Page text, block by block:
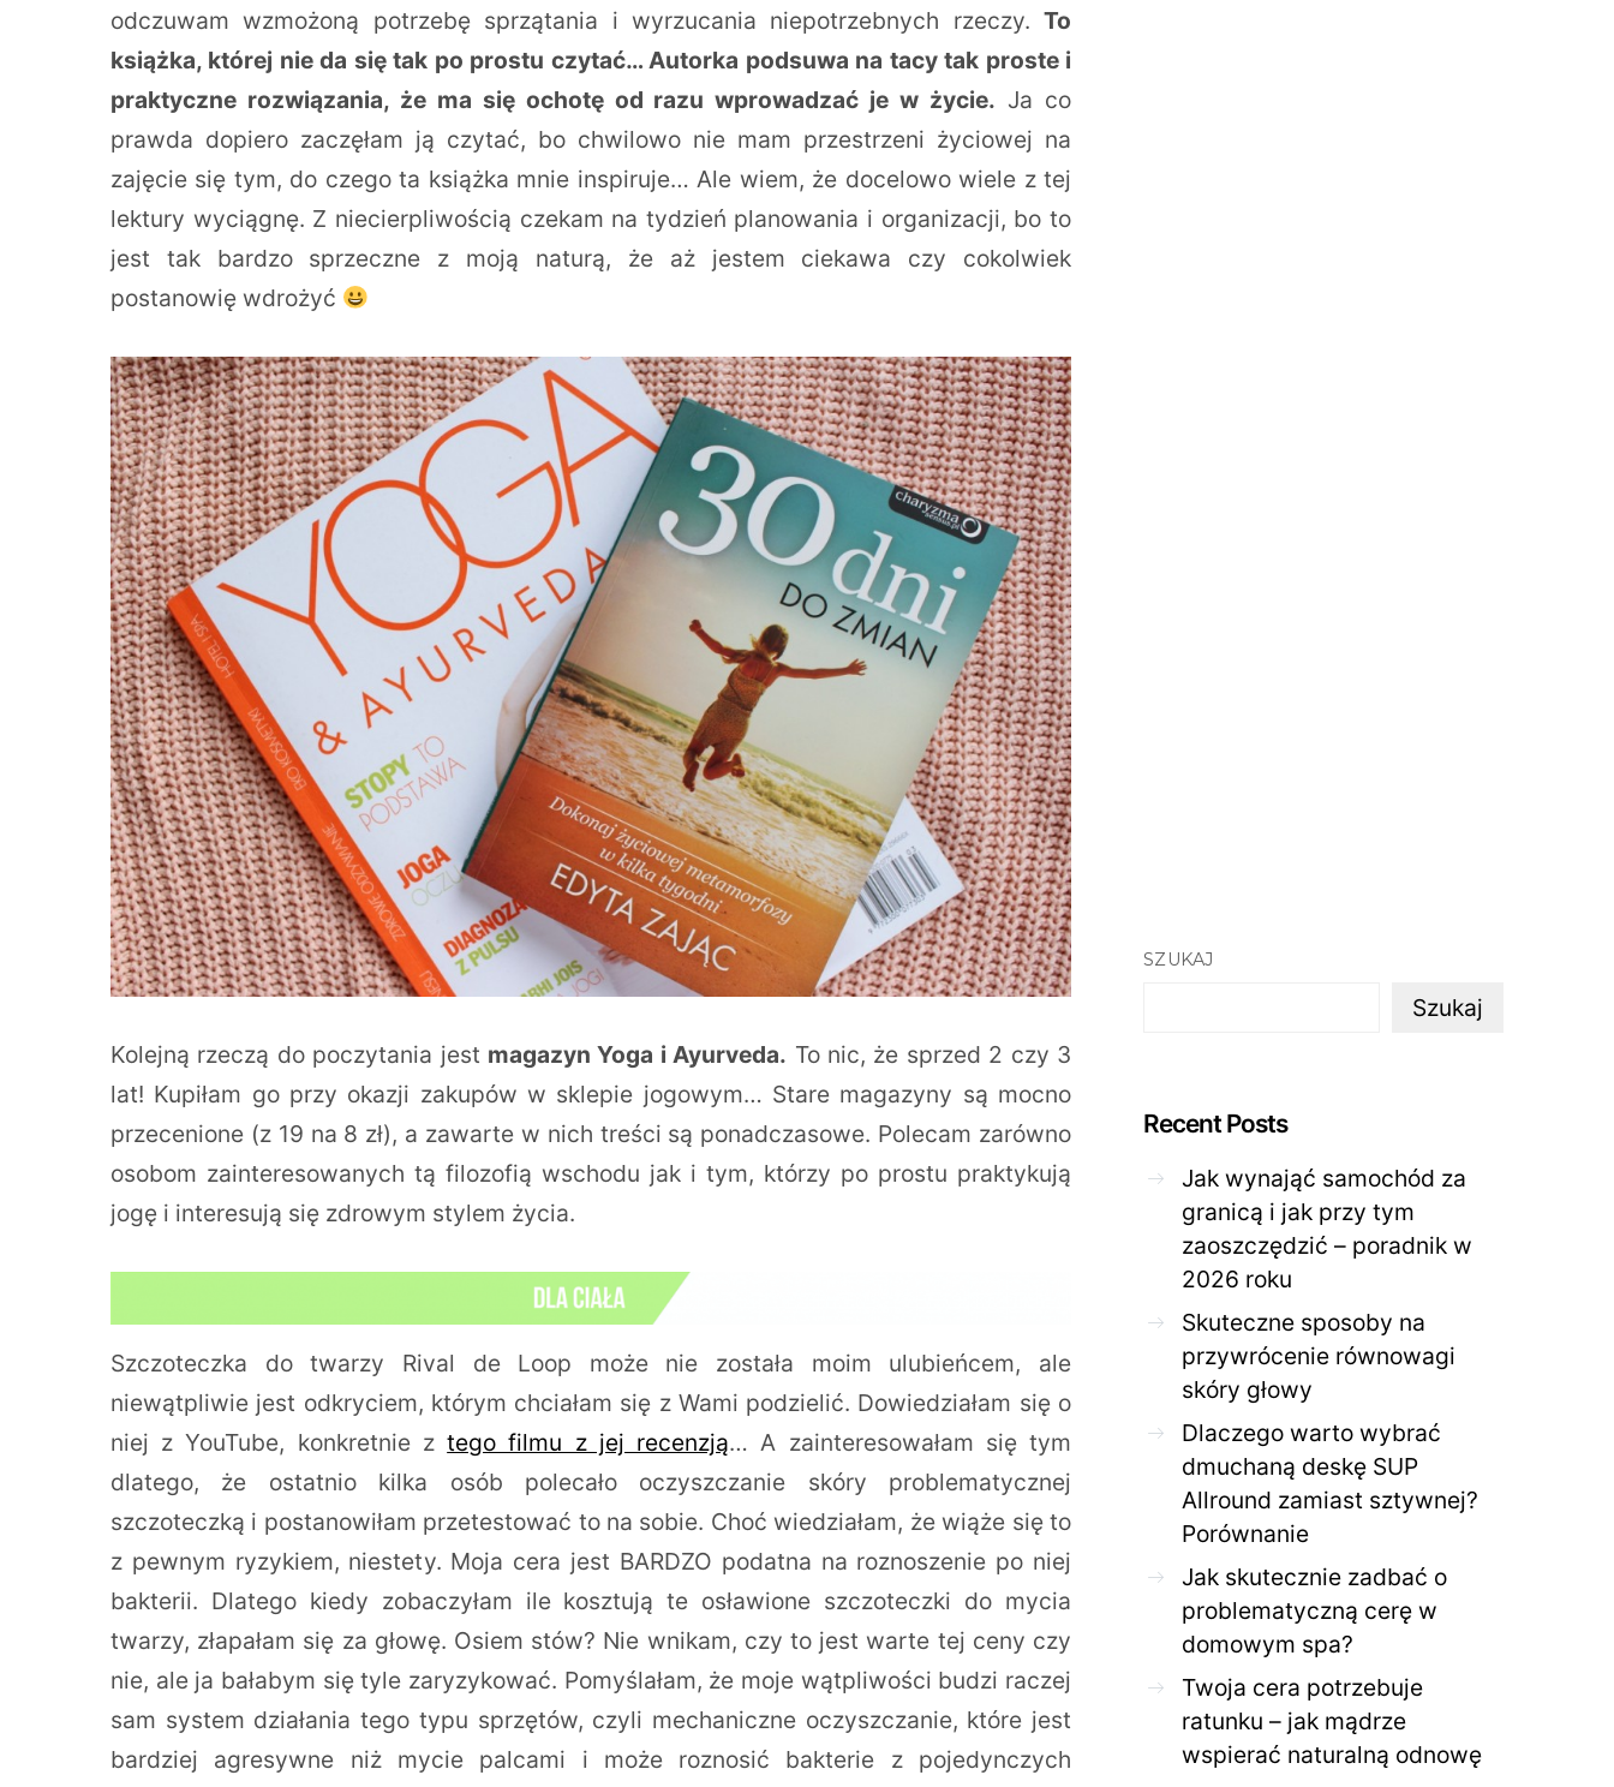
odczuwam wzmożoną potrzebę sprzątania i wyrzucania niepotrzebnych rzeczy. To
książka, której nie da się tak po prostu czytać… Autorka podsuwa na tacy tak proste i
praktyczne rozwiązania, że ma się ochotę od razu wprowadzać je w życie. Ja co
prawda dopiero zaczęłam ją czytać, bo chwilowo nie mam przestrzeni życiowej na
zajęcie się tym, do czego ta książka mnie inspiruje… Ale wiem, że docelowo wiele z tej
lektury wyciągnę. Z niecierpliwością czekam na tydzień planowania i organizacji, bo to
jest tak bardzo sprzeczne z moją naturą, że aż jestem ciekawa czy cokolwiek
postanowię wdrożyć
Kolejną rzeczą do poczytania jest magazyn Yoga i Ayurveda. To nic, że sprzed 2 czy 3
lat! Kupiłam go przy okazji zakupów w sklepie jogowym… Stare magazyny są mocno
przecenione (z 19 na 8 zł), a zawarte w nich treści są ponadczasowe. Polecam zarówno
osobom zainteresowanych tą filozofią wschodu jak i tym, którzy po prostu praktykują
jogę i interesują się zdrowym stylem życia.
Szczoteczka do twarzy Rival de Loop może nie została moim ulubieńcem, ale
niewątpliwie jest odkryciem, którym chciałam się z Wami podzielić. Dowiedziałam się o
niej z YouTube, konkretnie ztego filmu z jej recenzją… A zainteresowałam się tym
dlatego, że ostatnio kilka osób polecało oczyszczanie skóry problematycznej
szczoteczką i postanowiłam przetestować to na sobie. Choć wiedziałam, że wiąże się to
z pewnym ryzykiem, niestety. Moja cera jest BARDZO podatna na roznoszenie po niej
bakterii. Dlatego kiedy zobaczyłam ile kosztują te osławione szczoteczki do mycia
twarzy, złapałam się za głowę. Osiem stów? Nie wnikam, czy to jest warte tej ceny czy
nie, ale ja bałabym się tyle zaryzykować. Pomyślałam, że moje wątpliwości budzi raczej
sam system działania tego typu sprzętów, czyli mechaniczne oczyszczanie, które jest
bardziej agresywne niż mycie palcami i może roznosić bakterie z pojedynczych
SZUKAJ
Szukaj
Recent Posts
Jak wynająć samochód za
granicą i jak przy tym
zaoszczędzić – poradnik w
2026 roku
Skuteczne sposoby na
przywrócenie równowagi
skóry głowy
Dlaczego warto wybrać
dmuchaną deskę SUP
Allround zamiast sztywnej?
Porównanie
Jak skutecznie zadbać o
problematyczną cerę w
domowym spa?
Twoja cera potrzebuje
ratunku – jak mądrze
wspierać naturalną odnowę